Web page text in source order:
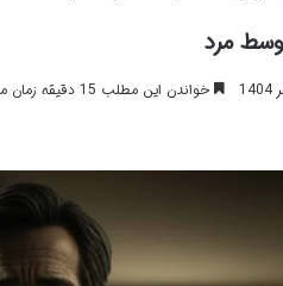
مرد
خواندن این مطلب 15 دقیقه زمان میبرد